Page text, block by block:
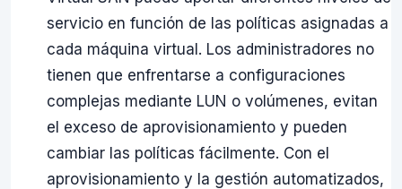
servicio en función de las políticas asignadas a
cada máquina virtual. Los administradores no
tienen que enfrentarse a configuraciones
complejas mediante LUN o volúmenes, evitan
el exceso de aprovisionamiento y pueden
cambiar las políticas fácilmente. Con el
aprovisionamiento y la gestión automatizados,